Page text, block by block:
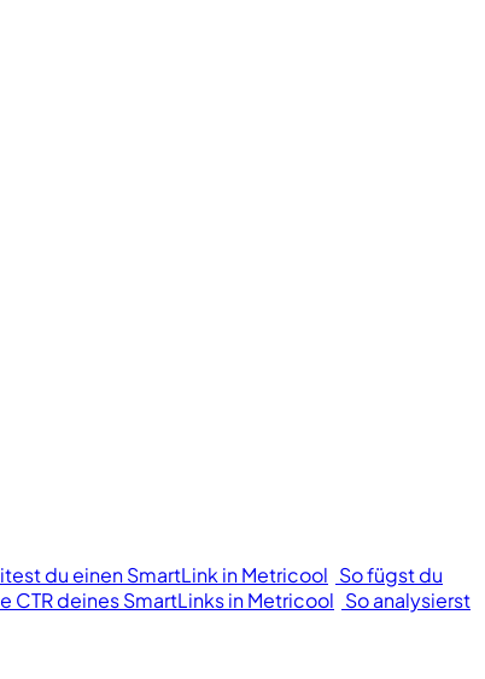
du einen SmartLink in Metricool So fügst du
CTR deines SmartLinks in Metricool So analysierst